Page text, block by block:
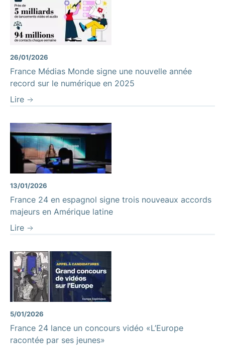
26/01/2026
France Médias Monde signe une nouvelle année
record sur le numérique en 2025
Lire
13/01/2026
France 24 en espagnol signe trois nouveaux accords
majeurs en Amérique latine
Lire
5/01/2026
France 24 lance un concours vidéo «L’Europe
racontée par ses jeunes»